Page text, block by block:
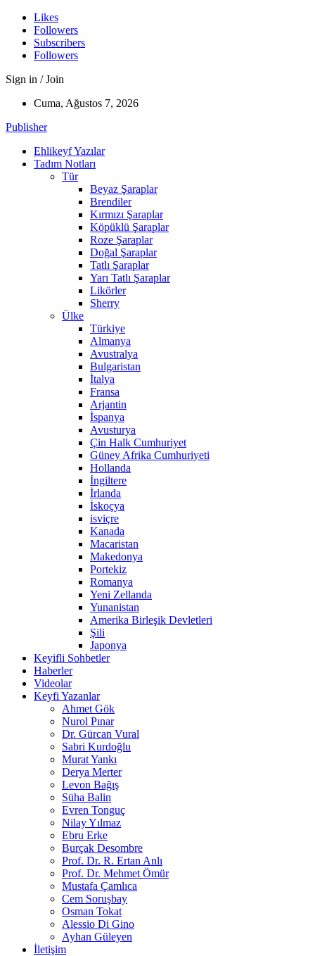
Likes
Followers
Subscribers
Followers
Sign in / Join
Cuma, Ağustos 7, 2026
Publisher
Ehlikeyf Yazılar
Tadım Notları
Tür
Beyaz Şaraplar
Brendiler
Kırmızı Şaraplar
Köpüklü Şaraplar
Roze Şaraplar
Doğal Şaraplar
Tatlı Şaraplar
Yarı Tatlı Şaraplar
Likörler
Sherry
Ülke
Türkiye
Almanya
Avustralya
Bulgaristan
İtalya
Fransa
Arjantin
İspanya
Avusturya
Çin Halk Cumhuriyet
Güney Afrika Cumhuriyeti
Hollanda
İngiltere
İrlanda
İskoçya
isviçre
Kanada
Macaristan
Makedonya
Portekiz
Romanya
Yeni Zellanda
Yunanistan
Amerika Birleşik Devletleri
Şili
Japonya
Keyifli Sohbetler
Haberler
Videolar
Keyfi Yazanlar
Ahmet Gök
Nurol Pınar
Dr. Gürcan Vural
Sabri Kurdoğlu
Murat Yankı
Derya Merter
Levon Bağış
Süha Balin
Evren Tonguç
Nilay Yılmaz
Ebru Erke
Burçak Desombre
Prof. Dr. R. Ertan Anlı
Prof. Dr. Mehmet Ömür
Mustafa Çamlıca
Cem Soruşbay
Osman Tokat
Alessio Di Gino
Ayhan Güleyen
İletişim